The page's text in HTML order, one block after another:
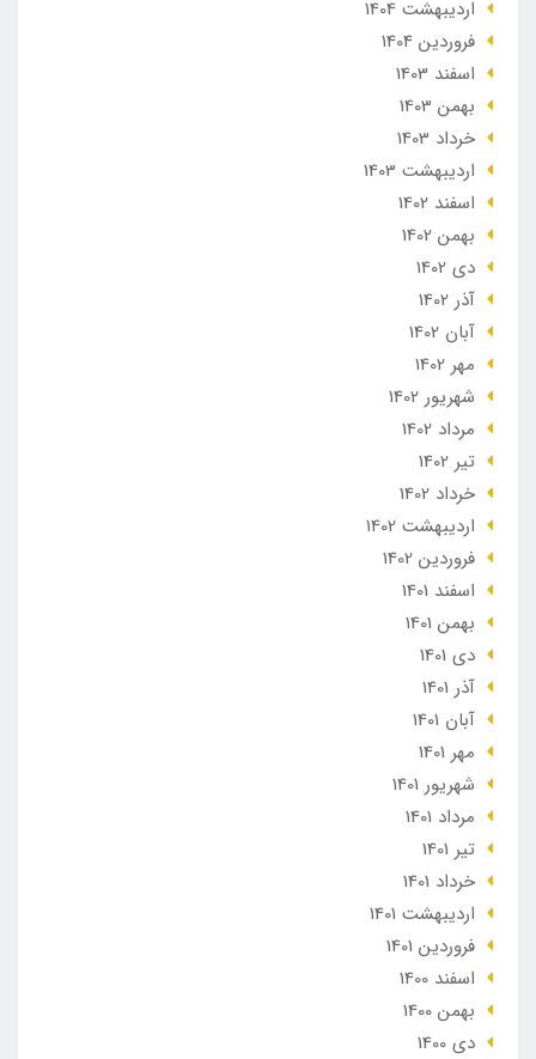
ارديبهشت 1404
فروردین 1404
اسفند 1403
بهمن 1403
خرداد 1403
ارديبهشت 1403
اسفند 1402
بهمن 1402
دی 1402
آذر 1402
آبان 1402
مهر 1402
شهریور 1402
مرداد 1402
تير 1402
خرداد 1402
ارديبهشت 1402
فروردین 1402
اسفند 1401
بهمن 1401
دی 1401
آذر 1401
آبان 1401
مهر 1401
شهریور 1401
مرداد 1401
تير 1401
خرداد 1401
ارديبهشت 1401
فروردین 1401
اسفند 1400
بهمن 1400
دی 1400